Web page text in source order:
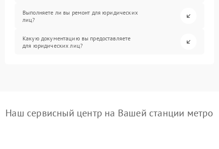
Выполняете ли вы ремонт для юридических
лиц?
Какую документацию вы предоставляете
для юридических лиц?
Наш сервисный центр на Вашей станции метро